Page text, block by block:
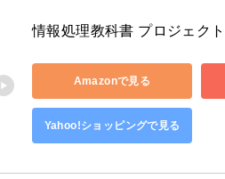
情報処理教科書 プロジェク
Amazonで見る
Yahoo!ショッピングで見る